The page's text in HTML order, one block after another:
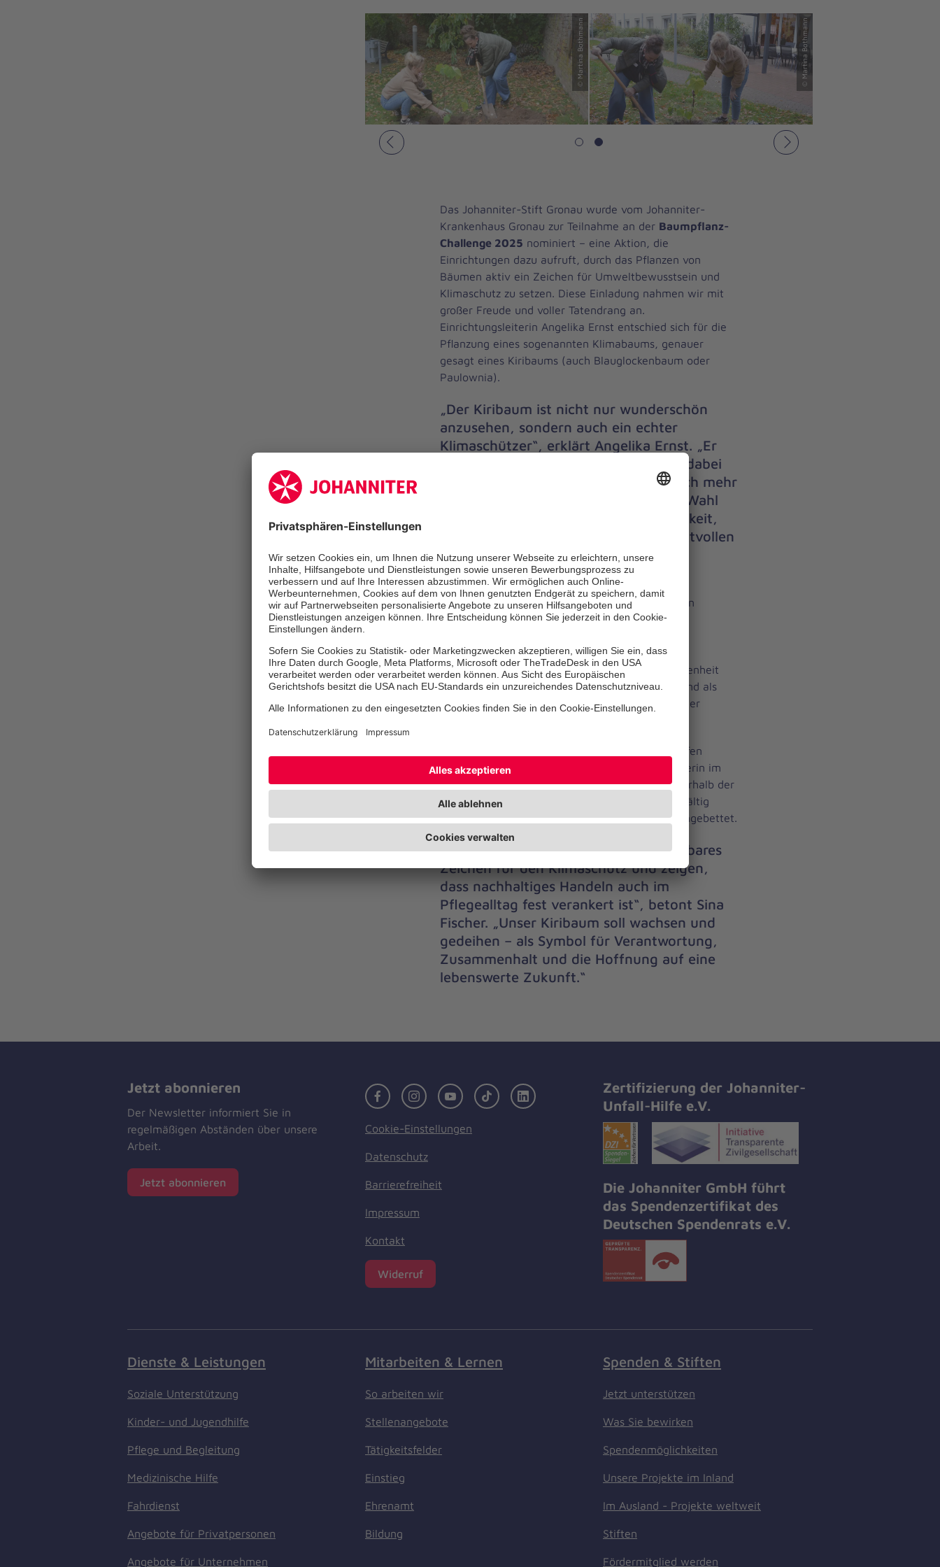
© Martina Bothmann © Martina Bothmann
Vorheriges Nächstes
Das Johanniter-Stift Gronau wurde vom Johanniter-
Krankenhaus Gronau zur Teilnahme an der Baumpflanz-
Challenge 2025 nominiert – eine Aktion, die
Einrichtungen dazu aufruft, durch das Pflanzen von
Bäumen aktiv ein Zeichen für Umweltbewusstsein und
Klimaschutz zu setzen. Diese Einladung nahmen wir mit
großer Freude und voller Tatendrang an.
Einrichtungsleiterin Angelika Ernst entschied sich für die
Pflanzung eines sogenannten Klimabaums, genauer
gesagt eines Kiribaums (auch Blauglockenbaum oder
Paulownia).
„Der Kiribaum ist nicht nur wunderschön
anzusehen, sondern auch ein echter
Klimaschützer“, erklärt Angelika Ernst. „Er
wächst besonders schnell und bindet dabei
überdurchschnittlich viel CO₂ – deutlich mehr
als viele heimische Baumarten. Seine Wahl
steht ganz im Zeichen von Nachhaltigkeit,
Zukunftsorientierung und dem respektvollen
Umgang mit unserer Umwelt.“
Der Kiribaum, ursprünglich aus Asien stammend,
begeistert zudem mit seinen großen herzförmigen
Blättern und seinen zarten, glockenförmigen,
Blütenmeer entstehen lassen. Dank seiner
Widerstandsfähigkeit gegenüber Hitze und Trockenheit
gilt er als Symbolbaum für den Klimawandel – und als
Hoffnungsträger für grünere Städte und Dörfer der
Gemeinsam und mit spürbarer Begeisterung griffen
Angelika Ernst und Sina Fischer, Pflegedienstleiterin im
Johanniter-Stift Gronau, selbst zum Spaten. Innerhalb der
gesetzten Frist wurde der Baum gepflanzt, sorgfältig
gegossen und liebevoll in sein neues Zuhause eingebettet.
„Mit dieser Aktion setzen wir ein sichtbares
Zeichen für den Klimaschutz und zeigen,
dass nachhaltiges Handeln auch im
Pflegealltag fest verankert ist“, betont Sina
Fischer. „Unser Kiribaum soll wachsen und
gedeihen – als Symbol für Verantwortung,
Zusammenhalt und die Hoffnung auf eine
lebenswerte Zukunft.“
Jetzt abonnieren
Der Newsletter informiert Sie in
regelmäßigen Abständen über unsere
Arbeit.
Jetzt abonnieren
FacebookInstagramYoutubeTikTok LinkedIn
Cookie-Einstellungen
Datenschutz
Barrierefreiheit
Impressum
Kontakt
Widerruf
Zertifizierung der Johanniter-
Unfall-Hilfe e.V.
Die Johanniter GmbH führt
das Spendenzertifikat des
Deutschen Spendenrats e.V.
Dienste & Leistungen
Soziale Unterstützung
Kinder- und Jugendhilfe
Pflege und Begleitung
Medizinische Hilfe
Fahrdienst
Angebote für Privatpersonen
Angebote für Unternehmen
Mitarbeiten & Lernen
So arbeiten wir
Stellenangebote
Tätigkeitsfelder
Einstieg
Ehrenamt
Bildung
Spenden & Stiften
Jetzt unterstützen
Was Sie bewirken
Spendenmöglichkeiten
Unsere Projekte im Inland
Im Ausland - Projekte weltweit
Stiften
Fördermitglied werden